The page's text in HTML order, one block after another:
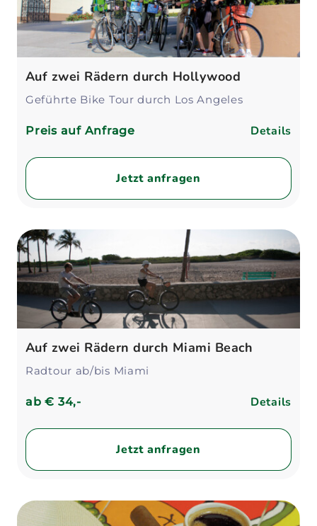
Auf zwei Rädern durch Hollywood
Geführte Bike Tour durch Los Angeles
Preis auf Anfrage Details
Jetzt anfragen
Auf zwei Rädern durch Miami Beach
Radtour ab/bis Miami
ab€ 34,- Details
Jetzt anfragen